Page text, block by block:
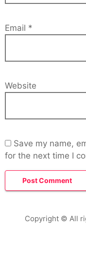
Email *
Website
Save my name,
for the next time I
Copyright © All